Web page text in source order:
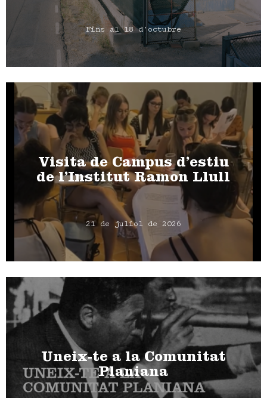
Fins al 18 d'octubre
Visita de Campus d’estiu
de l’Institut Ramon Llull
21 de juliol de 2026
Uneix-te a la Comunitat
Planiana